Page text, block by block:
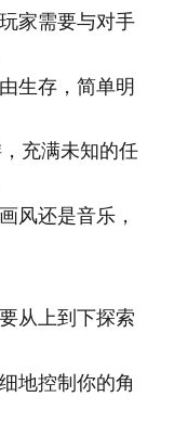
家需要与对手
生存，简单明
充满未知的任
风还是音乐，
从上到下探索
地控制你的角